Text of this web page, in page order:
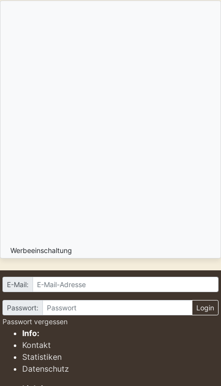
Werbeeinschaltung
E-Mail:
Passwort:
Login
Passwort vergessen
Info:
Kontakt
Statistiken
Datenschutz